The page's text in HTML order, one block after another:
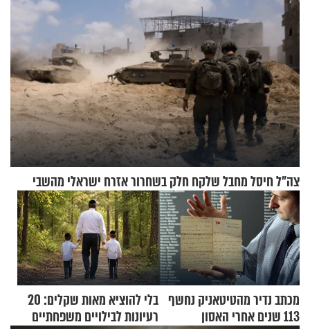
צה"ל חיסל מחבל שלקח חלק בשחרור אזרח ישראלי מהשבי
מכתב נדיר מהטיטאניק נחשף
113 שנים אחרי האסון
בלי להוציא מאות שקלים: 20
רעיונות לבילויים משפחתיים